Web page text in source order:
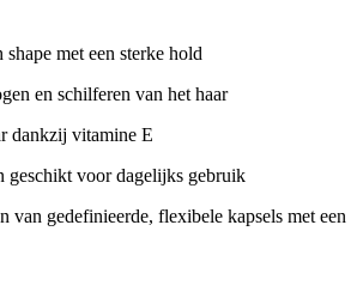
met een sterke hold
en schilferen van het haar
dankzij vitamine E
geschikt voor dagelijks gebruik
van gedefinieerde, flexibele kapsels met een